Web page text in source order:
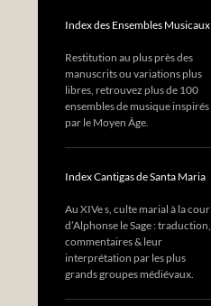
Index des Ensembles Musicaux
Restitution au plus près des
manuscrits ou variations plus
libres, retrouvez plus de 100
ensembles de musique inspirés
par le Moyen Âge.
Index Cantigas de Santa Maria
Au XIVe s, culte marial à la cour
d’Alphonse le Sage : traduction,
commentaires & leur
interprétation par les plus
grands groupes médiévaux.